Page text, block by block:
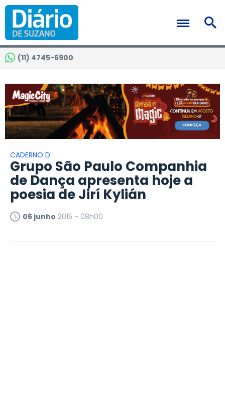
(11) 4745-6900
CADERNO D
Grupo São Paulo Companhia
de Dança apresenta hoje a
poesia de Jirí Kylián
06 junho 2015 - 08h00